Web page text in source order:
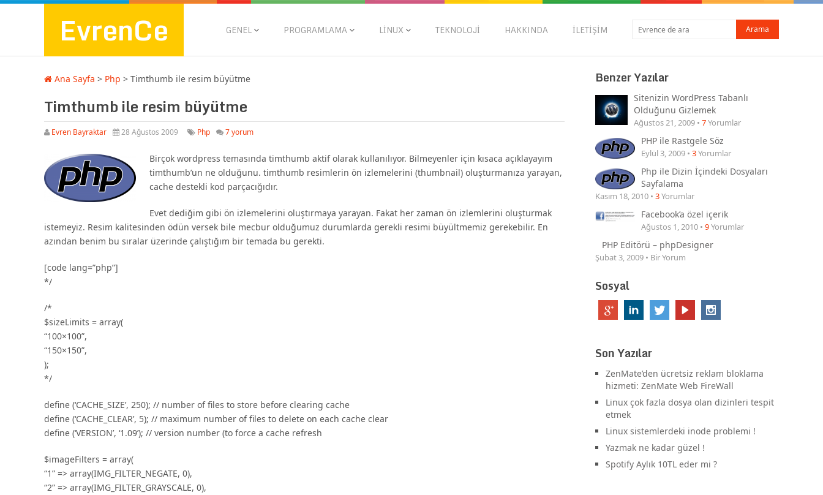
EvrenCe GENEL PROGRAMLAMA LINUX TEKNOLOJI HAKKINDA İLETIŞIM
Ana Sayfa > Php > Timthumb ile resim büyütme
Timthumb ile resim büyütme
Evren Bayraktar 28 Ağustos 2009 Php 7 yorum
Birçok wordpress temasında timthumb aktif olarak kullanılıyor. Bilmeyenler için kısaca açıklayayım
timthumb’un ne olduğunu. timthumb resimlerin ön izlemelerini (thumbnail) oluşturmanıza yarayan,
cache destekli kod parçacığıdır.
Evet dediğim gibi ön izlemelerini oluştırmaya yarayan. Fakat her zaman ön izlemlerini oluşturmak
istemeyiz. Resim kalitesinden ödün versek bile mecbur olduğumuz durumlarda gerekli resimi büyültmemiz gerekebilir. En
azından benim bu sıralar üzerinde çalıştığım bir temada bu gerekti.
[code lang=”php”]
*/
/*
$sizeLimits = array(
“100×100”,
“150×150”,
);
*/
define (‘CACHE_SIZE’, 250); // number of files to store before clearing cache
define (‘CACHE_CLEAR’, 5); // maximum number of files to delete on each cache clear
define (‘VERSION’, ‘1.09’); // version number (to force a cache refresh
$imageFilters = array(
“1” => array(IMG_FILTER_NEGATE, 0),
“2” => array(IMG_FILTER_GRAYSCALE, 0),
Benzer Yazılar
Sitenizin WordPress Tabanlı
Olduğunu Gizlemek
Ağustos 21, 2009 • 7Yorumlar
PHP ile Rastgele Söz
Eylül 3, 2009 • 3Yorumlar
Php ile Dizin İçindeki Dosyaları
Sayfalama
Kasım 18, 2010 • 3Yorumlar
Facebook’a özel içerik
Ağustos 1, 2010 • 9Yorumlar
PHP Editörü – phpDesigner
Şubat 3, 2009 • Bir Yorum
Sosyal
Son Yazılar
ZenMate’den ücretsiz reklam bloklama
hizmeti: ZenMate Web FireWall
Linux çok fazla dosya olan dizinleri tespit
etmek
Linux sistemlerdeki inode problemi !
Yazmak ne kadar güzel !
Spotify Aylık 10TL eder mi ?